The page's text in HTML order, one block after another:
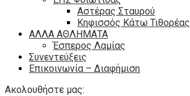
Αστέρας Σταυρού
Κηφισσός Κάτω Τιθορέας
ΑΛΛΑ ΑΘΛΗΜΑΤΑ
Έσπερος Λαμίας
Συνεντεύξεις
Επικοινωνία – Διαφήμιση
Ακολουθήστε μας: